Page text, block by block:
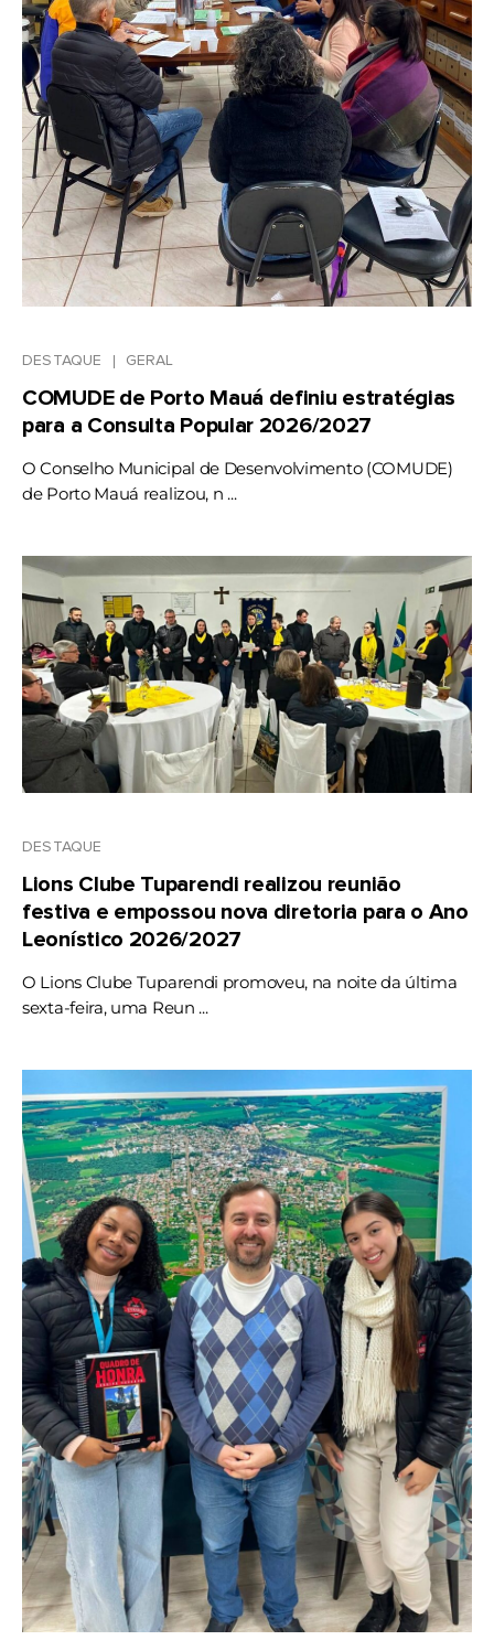
DESTAQUE GERAL
COMUDE de Porto Mauá definiu estratégias
para a Consulta Popular 2026/2027
O Conselho Municipal de Desenvolvimento (COMUDE)
de Porto Mauá realizou, n ...
DESTAQUE
Lions Clube Tuparendi realizou reunião
festiva e empossou nova diretoria para o Ano
Leonístico 2026/2027
O Lions Clube Tuparendi promoveu, na noite da última
sexta-feira, uma Reun ...